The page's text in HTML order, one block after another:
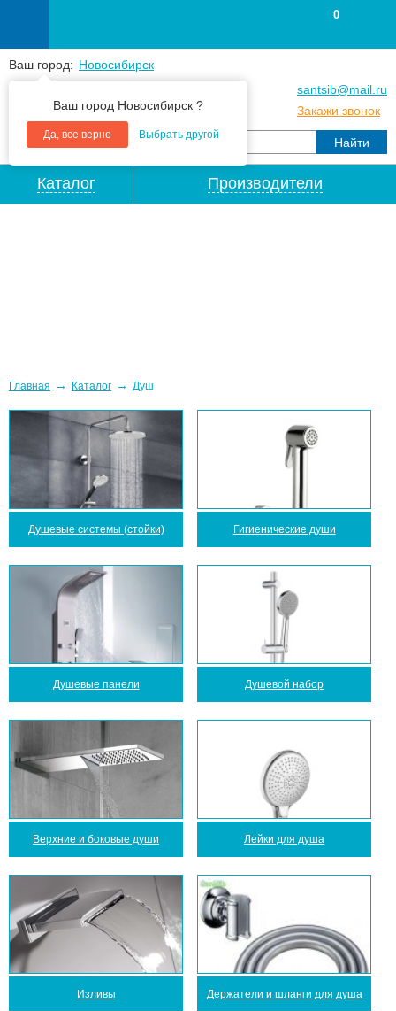
Ваш город: Новосибирск
Ваш город Новосибирск ?
Да, все верно Выбрать другой
+7(383) 213 79 30
santsib@mail.ru
Закажи звонок
0
Каталог Производители
Главная → Каталог → Душ
Душевые системы (стойки) Гигиенические души
Душевые панели Душевой набор
Верхние и боковые души Лейки для душа
Изливы Держатели и шланги для душа